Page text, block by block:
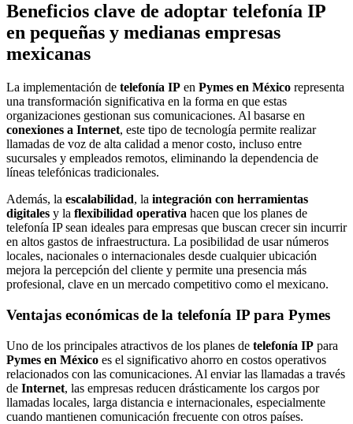
Beneficios clave de adoptar telefonía IP
en pequeñas y medianas empresas
mexicanas
La implementación de telefonía IP en Pymes en México representa
una transformación significativa en la forma en que estas
organizaciones gestionan sus comunicaciones. Al basarse en
conexiones a Internet, este tipo de tecnología permite realizar
llamadas de voz de alta calidad a menor costo, incluso entre
sucursales y empleados remotos, eliminando la dependencia de
líneas telefónicas tradicionales.
Además, la escalabilidad, la integración con herramientas
digitales y la flexibilidad operativa hacen que los planes de
telefonía IP sean ideales para empresas que buscan crecer sin incurrir
en altos gastos de infraestructura. La posibilidad de usar números
locales, nacionales o internacionales desde cualquier ubicación
mejora la percepción del cliente y permite una presencia más
profesional, clave en un mercado competitivo como el mexicano.
Ventajas económicas de la telefonía IP para Pymes
Uno de los principales atractivos de los planes de telefonía IP para
Pymes en México es el significativo ahorro en costos operativos
relacionados con las comunicaciones. Al enviar las llamadas a través
de Internet, las empresas reducen drásticamente los cargos por
llamadas locales, larga distancia e internacionales, especialmente
cuando mantienen comunicación frecuente con otros países.